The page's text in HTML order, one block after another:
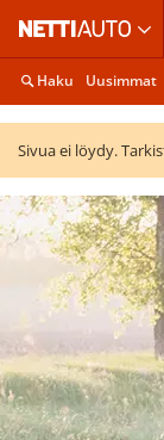
Haku Uusimmat
Sivua ei löydy.